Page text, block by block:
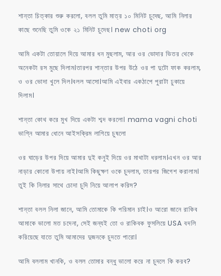
শান্তা চিত্কার শুরু করলো, বলল তুমি মাত্র ১০ মিনিট চুদেছ, আমি নিলার
কাছে শুনেছি তুমি ওকে ২১ মিনিট চুদেছ। new choti org
আমি একটা তোয়ালে দিয়ে আমার ধন মুছলাম, আর ওর ভোদার ভিতর থেকে
অনেকটা রস মুছে দিলাম।তারপর শান্তার উপর উঠে ওর পা দুটো ফাক করলাম,
ও ওর ভোদা খুলে দিল।বলল আসো।আমি এইবার একঠাপে পুরাটা ঢুকায়ে
দিলাম।
শান্তা কোথ করে মুখ দিয়ে একটা শব্দ করলো। mama vagni choti
ভাগ্নি আমার ধোনে আইসক্রিম লাগিয়ে চুষলো
ওর ঘাড়ের উপর দিয়ে আমার দুই কনুই দিয়ে ওর মাথাটা ধরলাম।এখন ওর আর
নাড়ার কোনো উপায় নাই।আমি কিছুক্ষণ ওকে চুদলাম, তারপর জিগেশ করালাম।
তুই কি নিলার সাথে চোদা চুদি নিয়ে আলাপ করিস?
শান্তা বলল নিলা জানে, আমি তোমাকে কি পরিমান চাই।ও আরো জানে রাকিব
আমাকে ভালো মত চদেনা, সেই জন্যই তো ও রাকিবক ফুসলিয়ে USA বদলি
করিয়েছে যাতে তুমি আমাদের দুজনকে চুদতে পারো।
আমি বললাম খানকি, ও বলল তোমার বন্ধু ভালো করে না চুদলে কি করব?